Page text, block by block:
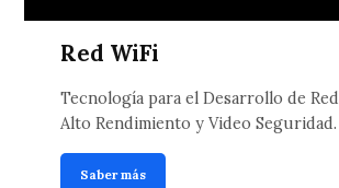
Red WiFi
Tecnología para el Desarrollo de
Alto Rendimiento y Video Seguridad.
Saber más